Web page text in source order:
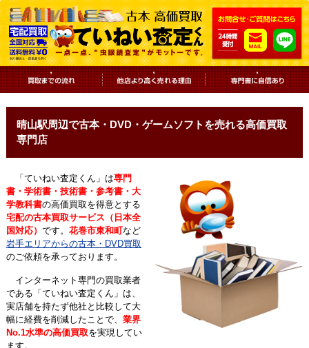
晴山駅周辺で古本・DVD・ゲームソフトを売れる高価買取
専門店
「ていねい査定くん」は専門
書・学術書・技術書・参考書・大
学教科書の高価買取を得意とする
宅配の古本買取サービス（日本全
国対応） です。 花巻市東和町など
岩手エリアからの古本・DVD買取
のご依頼を承っております。
インターネット専門の買取業者
である「ていねい査定くん」は、
実店舗を持たず他社と比較して大
幅に経費を削減したことで、 業界
No.1水準の高価買取を実現してい
ます。